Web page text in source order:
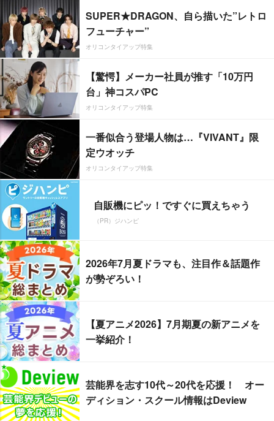
SUPER★DRAGON、自ら描いた”レトロ
フューチャー”
オリコンタイアップ特集
【驚愕】メーカー社員が推す「10万円
台」神コスパPC
オリコンタイアップ特集
一番似合う登場人物は…『VIVANT』限
定ウオッチ
オリコンタイアップ特集
自販機にピッ！ですぐに買えちゃう
（PR）ジハンピ
2026年7月夏ドラマも、注目作＆話題作
が勢ぞろい！
【夏アニメ2026】7月期夏の新アニメを
一挙紹介！
芸能界を志す10代～20代を応援！ オー
ディション・スクール情報はDeview